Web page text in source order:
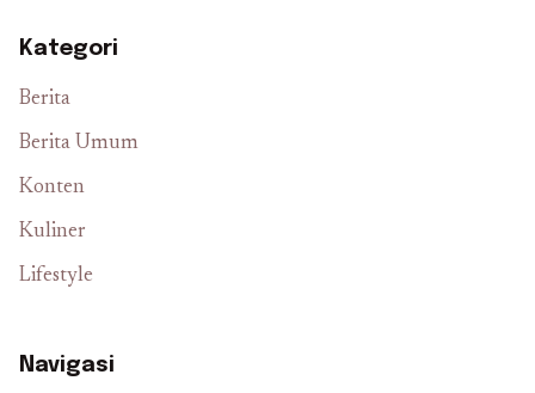
Kategori
Berita
Berita Umum
Konten
Kuliner
Lifestyle
Navigasi